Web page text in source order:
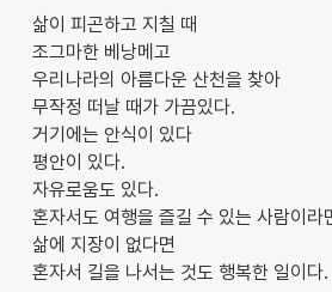
삶이 피곤하고 지칠 때
조그마한 베낭메고
우리나라의 아름다운 산천을 찾아
무작정 떠날 때가 가끔있다.
거기에는 안식이 있다
평안이 있다.
자유로움도 있다.
혼자서도 여행을 즐길 수 있는 사람이라
삶에 지장이 없다면
혼자서 길을 나서는 것도 행복한 일이다.